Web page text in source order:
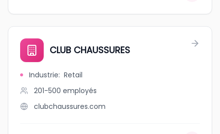
CLUB CHAUSSURES
Industrie: Retail
201-500 employés
clubchaussures.com